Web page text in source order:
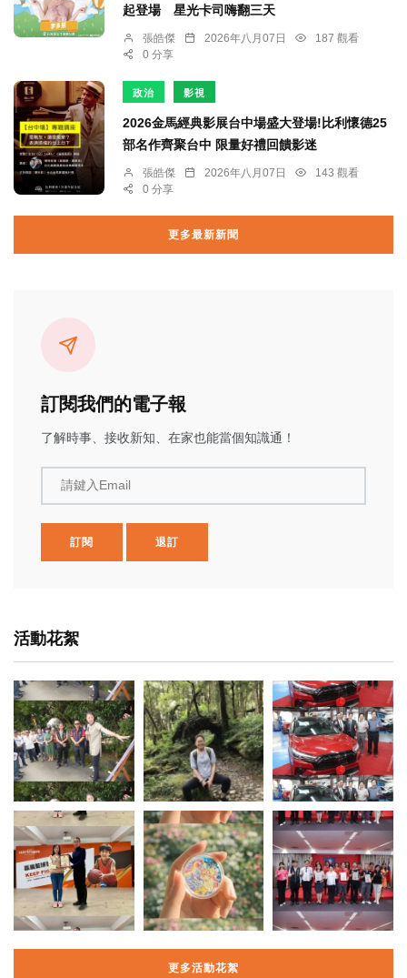
起登場 星光卡司嗨翻三天
張皓傑 2026年八月07日
187 觀看
0 分享
政治 影視
2026金馬經典影展台中場盛大登場!比利懷德25
部名作齊聚台中 限量好禮回饋影迷
張皓傑 2026年八月07日
143 觀看
0 分享
更多最新新聞
訂閱我們的電子報
了解時事、接收新知、在家也能當個知識通！
請鍵入Email
訂閱 退訂
活動花絮
更多活動花絮